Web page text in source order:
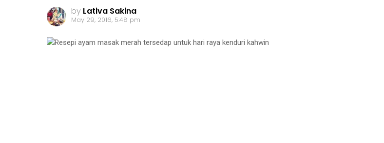
by Lativa Sakina
May 29, 2016, 5:48 pm